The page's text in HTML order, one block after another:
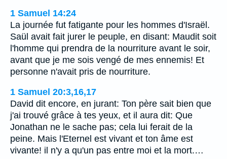
1 Samuel 14:24
La journée fut fatigante pour les hommes d'Israël.
Saül avait fait jurer le peuple, en disant: Maudit soit
l'homme qui prendra de la nourriture avant le soir,
avant que je me sois vengé de mes ennemis! Et
personne n'avait pris de nourriture.
1 Samuel 20:3,16,17
David dit encore, en jurant: Ton père sait bien que
j'ai trouvé grâce à tes yeux, et il aura dit: Que
Jonathan ne le sache pas; cela lui ferait de la
peine. Mais l'Eternel est vivant et ton âme est
vivante! il n'y a qu'un pas entre moi et la mort.…